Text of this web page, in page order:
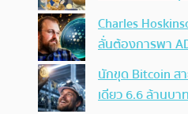
Charles
ลั่นต้องการพา
นักขุด Bitcoin ส
เดียว 6.6 ล้านบ